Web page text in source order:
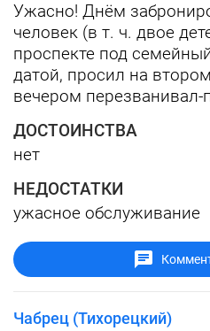
Ужасно! Днём
человек (в т. ч. двое
проспекте под
датой, просил на
вечером перезванивал-
ДОСТОИНСТВА
нет
НЕДОСТАТКИ
ужасное обслуживание
Чабрец (Тихорецкий)